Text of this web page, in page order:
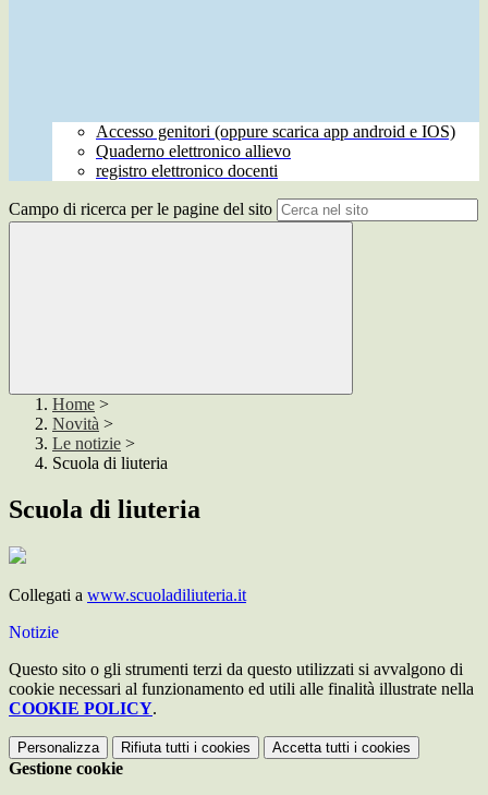
Accesso genitori (oppure scarica app android e IOS)
Quaderno elettronico allievo
registro elettronico docenti
Campo di ricerca per le pagine del sito
Home >
Novità >
Le notizie >
Scuola di liuteria
Scuola di liuteria
Collegati a www.scuoladiliuteria.it
Notizie
Questo sito o gli strumenti terzi da questo utilizzati si avvalgono di
cookie necessari al funzionamento ed utili alle finalità illustrate nella
COOKIE POLICY.
Personalizza Rifiuta tutti i cookies Accetta tutti i cookies
Gestione cookie